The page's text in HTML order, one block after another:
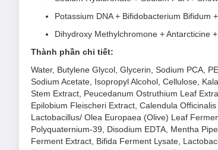
Da lão hóa - nếp nhăn
Da kém săn chắc, chảy xệ, chùng nhão.
Da xỉn màu & thâm sạm.
Ưu thế nổi bật của Mặt Nạ Naruko
Chiết xuất Bạch Ngọc Langiúp dưỡng
Thiết kế mặt nạ đặc biệt với phần quai
Cấp ẩm cho da mềm mượt và căng bóng.
Potassium DNA + Bifidobacterium
Dihydroxy Methylchromone + Antarcticine
Thành phần chi tiết:
Water, Butylene Glycol, Glycerin, Sodium PCA,
Sodium Acetate, Isopropyl Alcohol, Cellulose,
Stem Extract, Peucedanum Ostruthium Leaf
Epilobium Fleischeri Extract, Calendula
Lactobacillus/ Olea Europaea (Olive) Leaf
Polyquaternium-39, Disodium EDTA, Mentha
Ferment Extract, Bifida Ferment Lysate,